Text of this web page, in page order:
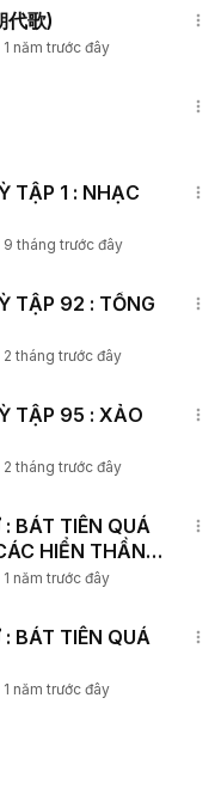
歌)
1 năm trước đây
TẬP 1 : NHẠC
9 tháng trước đây
TẬP 92 : TỐNG
2 tháng trước đây
TẬP 95 : XẢO
2 tháng trước đây
BÁT TIÊN QUÁ
HIỂN THẦN
1 năm trước đây
BÁT TIÊN QUÁ
1 năm trước đây